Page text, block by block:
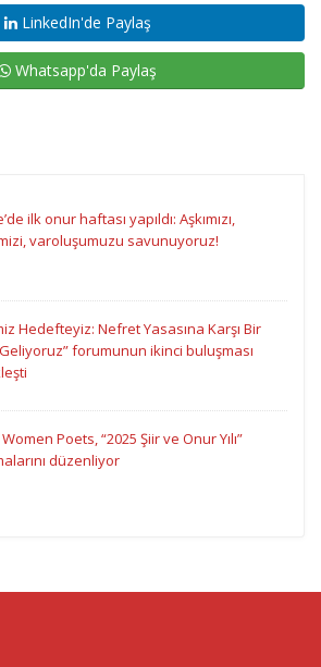
LinkedIn'de Paylaş
Whatsapp'da Paylaş
ilk onur haftası yapıldı: Aşkımızı,
varoluşumuzu savunuyoruz!
Hedefteyiz: Nefret Yasasına Karşı Bir
forumunun ikinci buluşması
Poets, “2025 Şiir ve Onur Yılı”
düzenliyor